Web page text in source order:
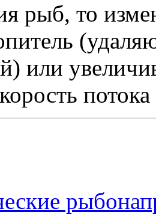
рыб, то
или